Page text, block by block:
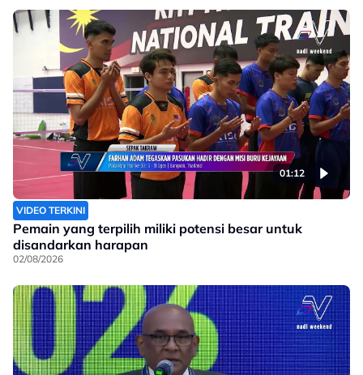
01:12
VIDEO TERKINI
Pemain yang terpilih miliki potensi besar untuk
disandarkan harapan
02/08/2026